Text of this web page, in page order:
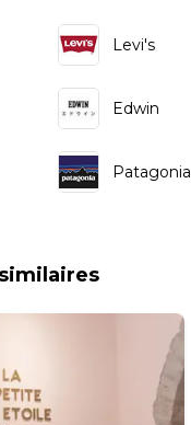
Levi's
Edwin
Patagonia